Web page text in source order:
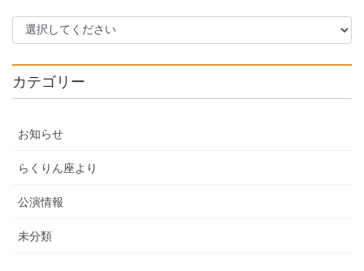
カテゴリー
お知らせ
らくりん座より
公演情報
未分類